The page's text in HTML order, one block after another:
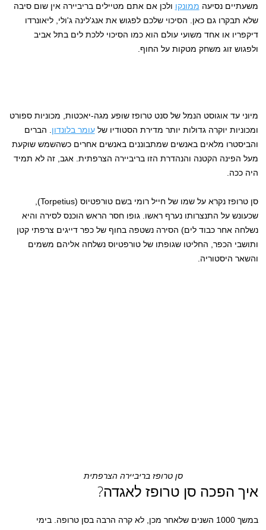
משעתיים נסיעה ממונקו ולכן אם אתם מטיילים בריביירה אין שום סיבה
שלא תבקרו גם כאן. הסיכוי שלכם לפגוש את אנג'לינה ג'ולי, ליאונרדו
דיקפריו או אחד משועי עולם הוא כמו הסיכוי ללכת לים בתל אביב
ולפגוש זוג משחק מטקות על החוף.
מיוני עד אוגוסט הנמל של סנט טרופז שופע מגה-יאכטות, מכוניות ספורט
ומכוניות יוקרה גדולות יותר מדירת הסטודיו שלעומר בלונדון. הברים
והביסטרו מלאים באנשים שמתבוננים באנשים אחרים כשהשמש שוקעת
מעל הפינה הקטנה והנהדרת הזו בריביירה הצרפתית. אגב, זה לא תמיד
היה ככה.
סן טרופז נקרא על שמו של חייל רומי בשם טורפטיוס (Torpetius),
שכעונש על התנצרותו נערף ראשו. גופו חסר הראש הוכנס לסירה והיא
נשלחה אחר כבוד לים) הסירה נשטפה בחוף של כפר דייגים צרפתי קטן
ותושבי הכפר, החליטו שגופתו של טורפטיוס נשלחה אליהם משמים
והשאר היסטוריה.
סן טרופז בריביירה הצרפתית
איך הפכה סן טרופז לאגדה?
במשך 1000 השנים שלאחר מכן, לא קרה הרבה בסן טרופה. בימי